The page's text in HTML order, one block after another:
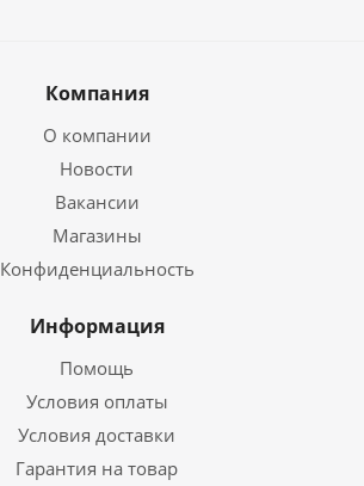
Компания
О компании
Новости
Вакансии
Магазины
Конфиденциальность
Информация
Помощь
Условия оплаты
Условия доставки
Гарантия на товар